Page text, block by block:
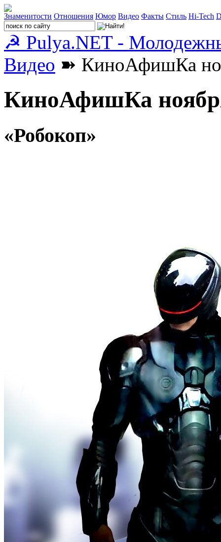
Знаменитости Отношения Юмор Видео Факты Стиль Hi-Tech
☭ Pulya.NET -
Видео ➽ КиноАфишКа
КиноАфишКа
«Робокоп»